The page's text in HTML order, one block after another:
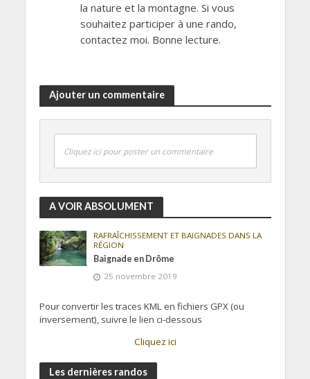
la nature et la montagne. Si vous
souhaitez participer à une rando,
contactez moi. Bonne lecture.
Ajouter un commentaire
Cliquez ici pour poster un commentaire
A VOIR ABSOLUMENT
RAFRAÎCHISSEMENT ET BAIGNADES DANS LA
RÉGION
Baignade en Drôme
25 novembre 2019
Pour convertir les traces KML en fichiers GPX (ou
inversement), suivre le lien ci-dessous
Cliquez ici
Les dernières randos